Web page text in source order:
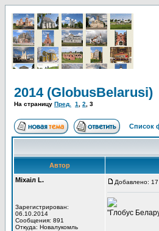
2014 (GlobusBelarusi)
На страницу Пред. 1 2 3
Список
Автор
Мiхаiл L.
Зарегистрирован:
06.10.2014
Сообщения: 891
Откуда: Новалукомль
Добавлено:
"Глобус